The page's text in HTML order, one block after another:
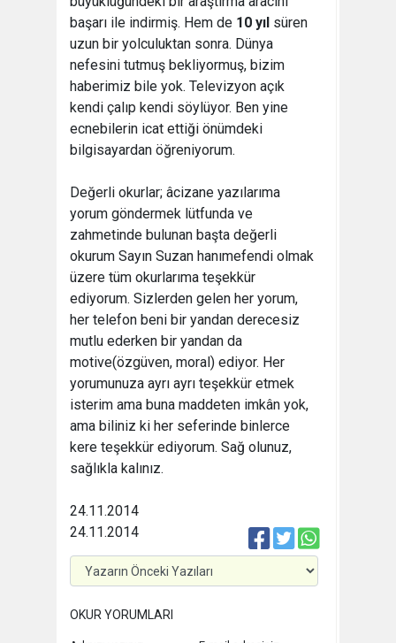
başarı ile indirmiş. Hem de 10 yıl süren
uzun bir yolculuktan sonra. Dünya
nefesini tutmuş bekliyormuş, bizim
haberimiz bile yok. Televizyon açık
kendi çalıp kendi söylüyor. Ben yine
ecnebilerin icat ettiği önümdeki
bilgisayardan öğreniyorum.
Değerli okurlar; âcizane yazılarıma
yorum göndermek lütfunda ve
zahmetinde bulunan başta değerli
okurum Sayın Suzan hanımefendi olmak
üzere tüm okurlarıma teşekkür
ediyorum. Sizlerden gelen her yorum,
her telefon beni bir yandan derecesiz
mutlu ederken bir yandan da
motive(özgüven, moral) ediyor. Her
yorumunuza ayrı ayrı teşekkür etmek
isterim ama buna maddeten imkân yok,
ama biliniz ki her seferinde binlerce
kere teşekkür ediyorum. Sağ olunuz,
sağlıkla kalınız.
24.11.2014
24.11.2014
OKUR YORUMLARI